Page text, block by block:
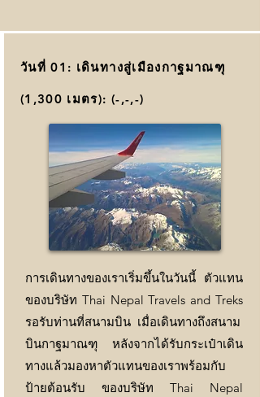
วันที่ 01: เดินทางสู่เมืองกาฐมาณฑุ
(1,300 เมตร): (-,-,-)
การเดินทางของเราเริ่มขึ้นในวันนี้ ตัวแทน
ของบริษัท Thai Nepal Travels and Treks
รอรับท่านที่สนามบิน เมื่อเดินทางถึงสนาม
บินกาฐมาณฑุ หลังจากได้รับกระเป๋าเดิน
ทางแล้วมองหาตัวแทนของเราพร้อมกับ
ป้ายต้อนรับ ของบริษัท Thai Nepal